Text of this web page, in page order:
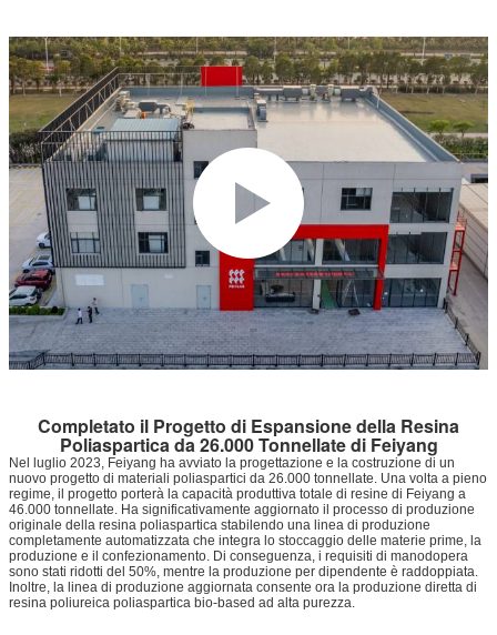
Completato il Progetto di Espansione della Resina
Poliaspartica da 26.000 Tonnellate di Feiyang
Nel luglio 2023, Feiyang ha avviato la progettazione e la costruzione di un
nuovo progetto di materiali poliaspartici da 26.000 tonnellate. Una volta a pieno
regime, il progetto porterà la capacità produttiva totale di resine di Feiyang a
46.000 tonnellate. Ha significativamente aggiornato il processo di produzione
originale della resina poliaspartica stabilendo una linea di produzione
completamente automatizzata che integra lo stoccaggio delle materie prime, la
produzione e il confezionamento. Di conseguenza, i requisiti di manodopera
sono stati ridotti del 50%, mentre la produzione per dipendente è raddoppiata.
Inoltre, la linea di produzione aggiornata consente ora la produzione diretta di
resina poliureica poliaspartica bio-based ad alta purezza.